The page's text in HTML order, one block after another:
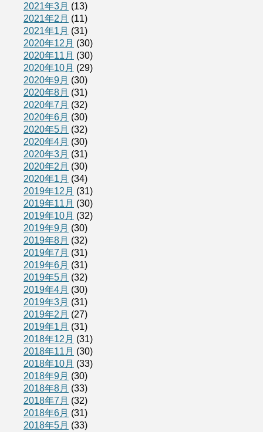
2021年3月 (13)
2021年2月 (11)
2021年1月 (31)
2020年12月 (30)
2020年11月 (30)
2020年10月 (29)
2020年9月 (30)
2020年8月 (31)
2020年7月 (32)
2020年6月 (30)
2020年5月 (32)
2020年4月 (30)
2020年3月 (31)
2020年2月 (30)
2020年1月 (34)
2019年12月 (31)
2019年11月 (30)
2019年10月 (32)
2019年9月 (30)
2019年8月 (32)
2019年7月 (31)
2019年6月 (31)
2019年5月 (32)
2019年4月 (30)
2019年3月 (31)
2019年2月 (27)
2019年1月 (31)
2018年12月 (31)
2018年11月 (30)
2018年10月 (33)
2018年9月 (30)
2018年8月 (33)
2018年7月 (32)
2018年6月 (31)
2018年5月 (33)